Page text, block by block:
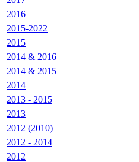
2016
2015-2022
2015
2014 & 2016
2014 & 2015
2014
2013 - 2015
2013
2012 (2010)
2012 - 2014
2012